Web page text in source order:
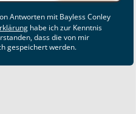
Antworten mit Bayless Conley
habe ich zur Kenntnis
dass die von mir
gespeichert werden.